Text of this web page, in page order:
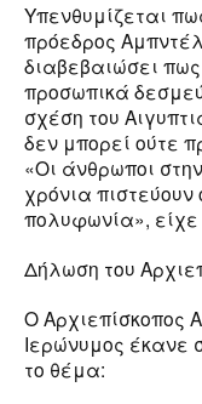
Υπενθυμίζεται
πρόεδρος
διαβεβαιώσει πως
προσωπικά
σχέση του
δεν μπορεί ούτε
«Οι άνθρωποι
χρόνια
πολυφωνία», είχε
Δήλωση του
Ο Αρχιεπίσκοπος
Ιερώνυμος έκανε
το θέμα: